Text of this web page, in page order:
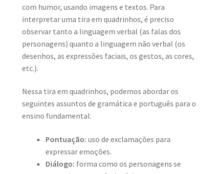
com humor, usando imagens e textos. Para
interpretar uma tira em quadrinhos, é preciso
observar tanto a linguagem verbal (as falas dos
personagens) quanto a linguagem não verbal (os
desenhos, as expressões faciais, os gestos, as cores,
etc.).
Nessa tira em quadrinhos, podemos abordar os
seguintes assuntos de gramática e português para o
ensino fundamental:
Pontuação: uso de exclamações para
expressar emoções.
Diálogo: forma como os personagens se